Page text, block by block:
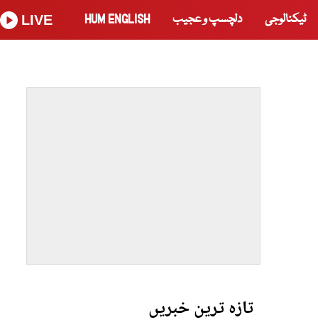
ٹیکنالوجی دلچسپ و عجیب HUM ENGLISH
LIVE
تازہ ترین خبریں